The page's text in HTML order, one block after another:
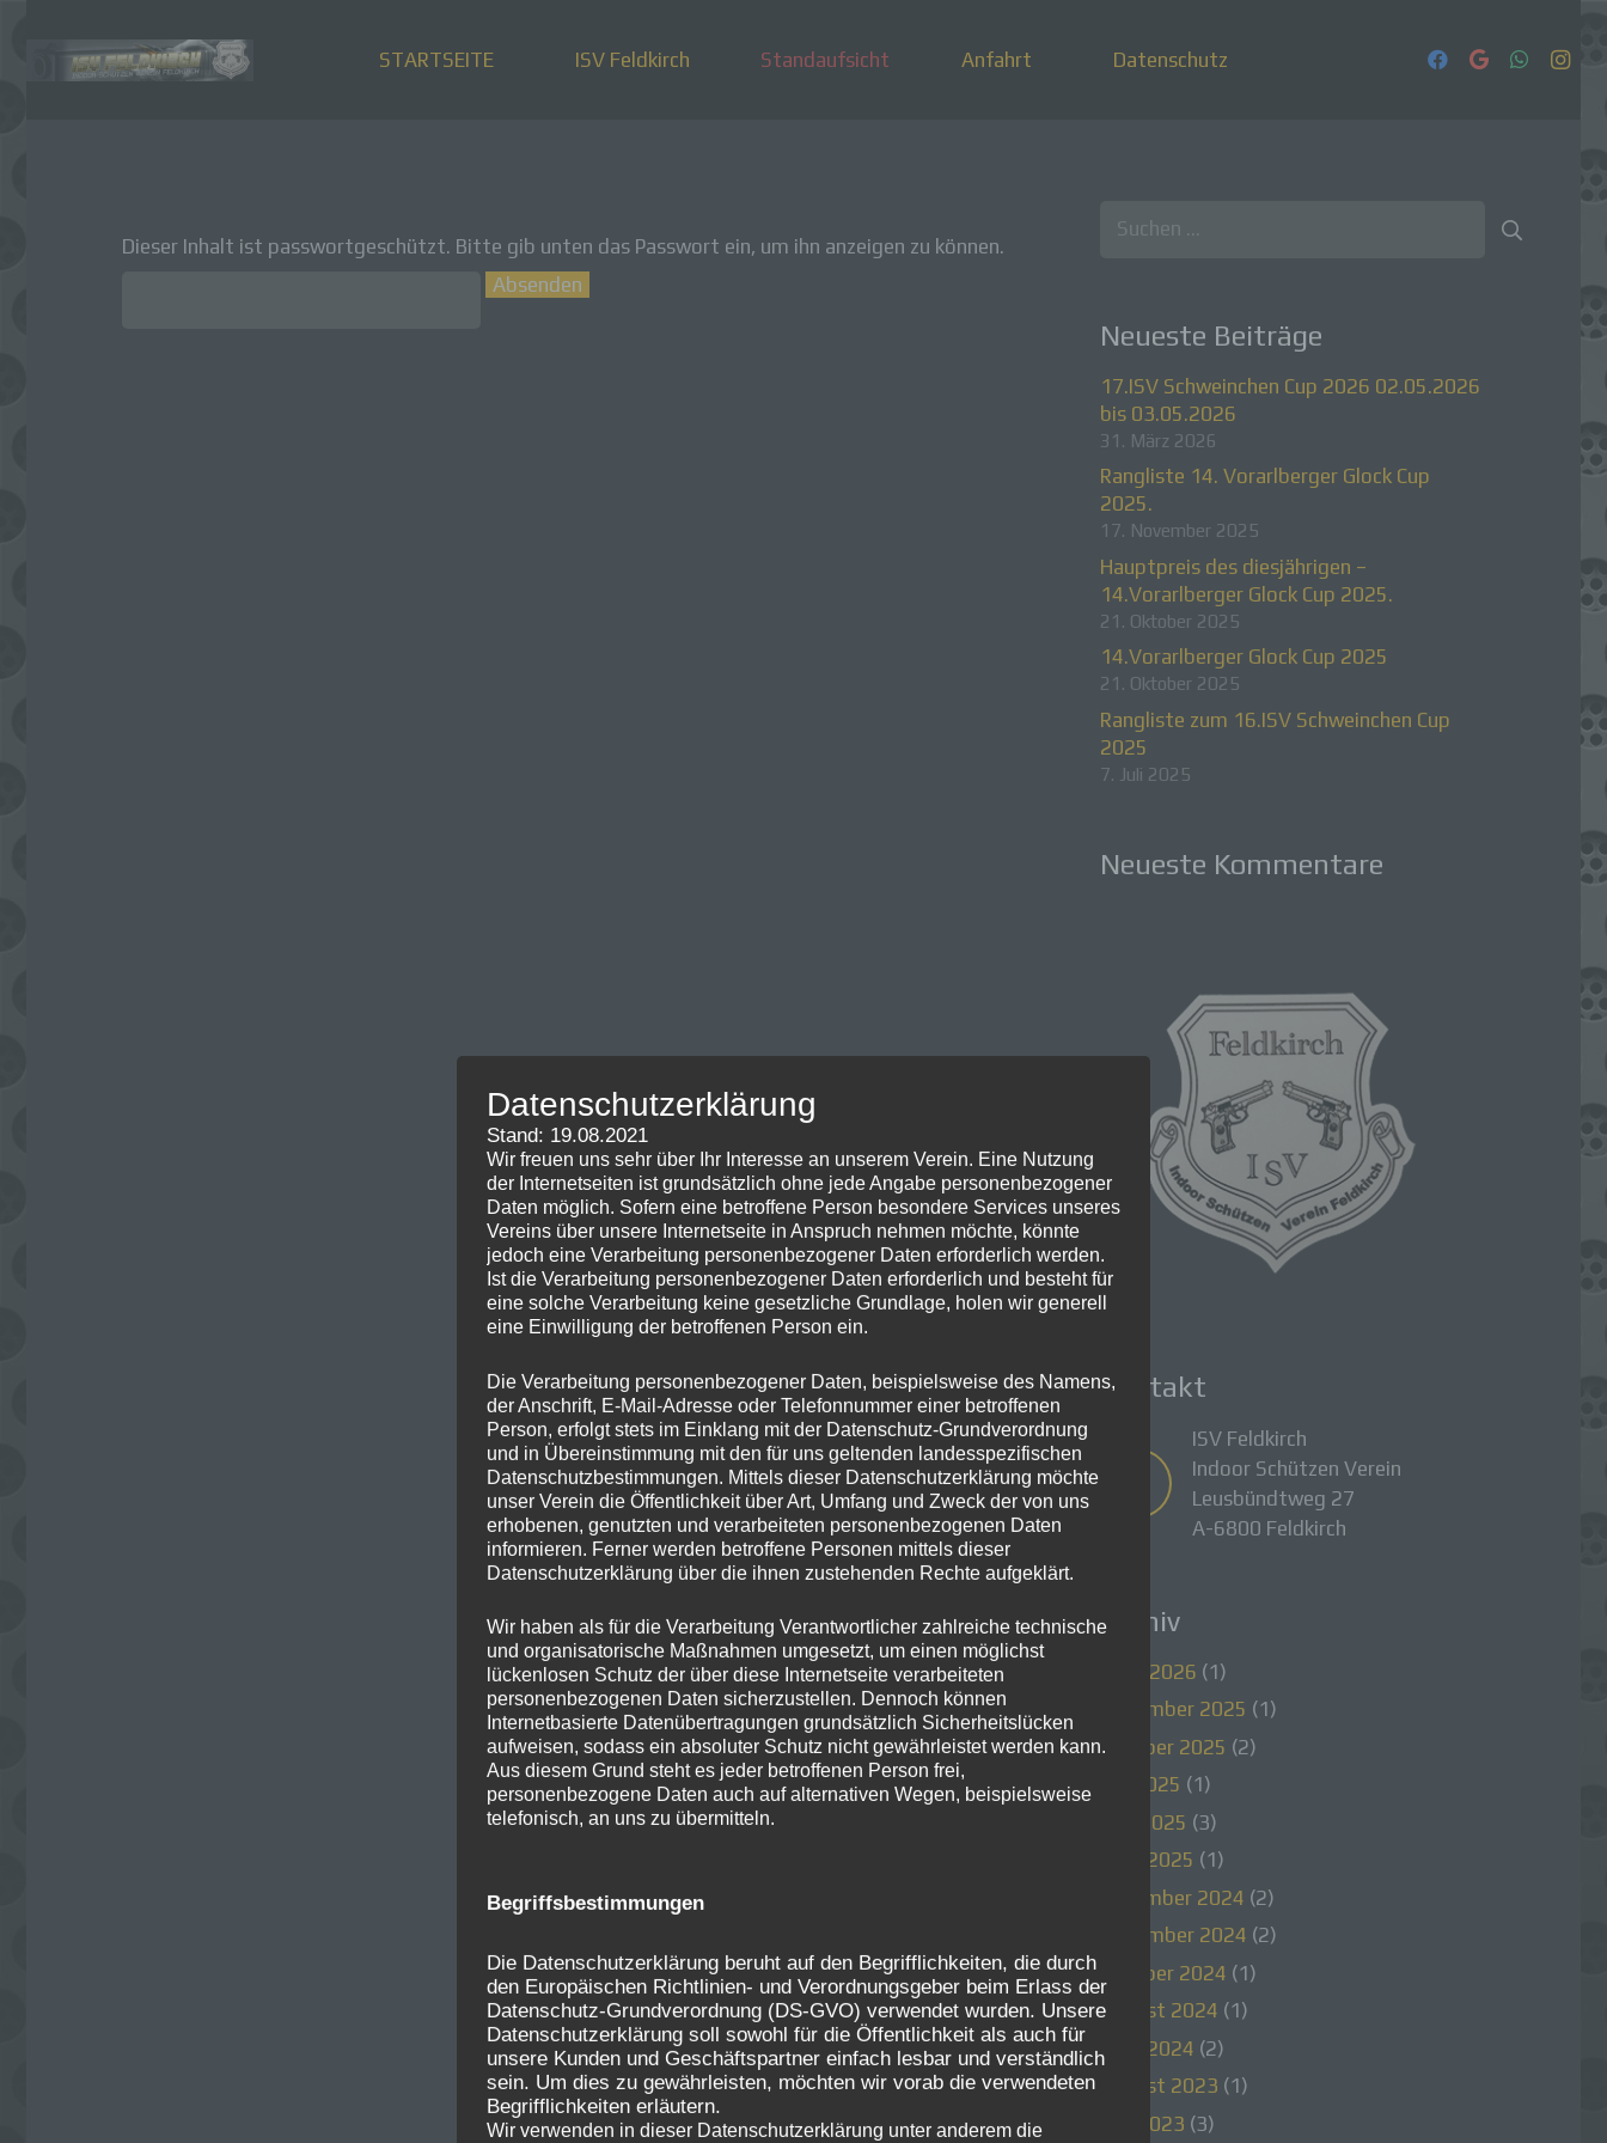
STARTSEITE ISV Feldkirch Standaufsicht Anfahrt Datenschutz
Dieser Inhalt ist passwortgeschützt. Bitte gib unten das Passwort ein, um ihn anzeigen zu können.
Suchen
Neueste Beiträge
17.ISV Schweinchen Cup 2026 02.05.2026
bis 03.05.2026
31. März 2026
Rangliste 14. Vorarlberger Glock Cup
2025.
17. November 2025
Hauptpreis des diesjährigen –
14.Vorarlberger Glock Cup 2025.
21. Oktober 2025
14.Vorarlberger Glock Cup 2025
21. Oktober 2025
Rangliste zum 16.ISV Schweinchen Cup
2025
7. Juli 2025
Neueste Kommentare
Kontakt
ISV Feldkirch
Indoor Schützen Verein
Leusbündtweg 27
A-6800 Feldkirch
Archiv
März 2026 (1)
November 2025 (1)
Oktober 2025 (2)
Juli 2025 (1)
Juni 2025 (3)
April 2025 (1)
Dezember 2024 (2)
November 2024 (2)
Oktober 2024 (1)
August 2024 (1)
April 2024 (2)
August 2023 (1)
Mai 2023 (3)
Datenschutzerklärung
Stand: 19.08.2021
Wir freuen uns sehr über Ihr Interesse an unserem Verein. Eine Nutzung
der Internetseiten ist grundsätzlich ohne jede Angabe personenbezogener
Daten möglich. Sofern eine betroffene Person besondere Services unseres
Vereins über unsere Internetseite in Anspruch nehmen möchte, könnte
jedoch eine Verarbeitung personenbezogener Daten erforderlich werden.
Ist die Verarbeitung personenbezogener Daten erforderlich und besteht für
eine solche Verarbeitung keine gesetzliche Grundlage, holen wir generell
eine Einwilligung der betroffenen Person ein.
Die Verarbeitung personenbezogener Daten, beispielsweise des Namens,
der Anschrift, E-Mail-Adresse oder Telefonnummer einer betroffenen
Person, erfolgt stets im Einklang mit der Datenschutz-Grundverordnung
und in Übereinstimmung mit den für uns geltenden landesspezifischen
Datenschutzbestimmungen. Mittels dieser Datenschutzerklärung möchte
unser Verein die Öffentlichkeit über Art, Umfang und Zweck der von uns
erhobenen, genutzten und verarbeiteten personenbezogenen Daten
informieren. Ferner werden betroffene Personen mittels dieser
Datenschutzerklärung über die ihnen zustehenden Rechte aufgeklärt.
Wir haben als für die Verarbeitung Verantwortlicher zahlreiche technische
und organisatorische Maßnahmen umgesetzt, um einen möglichst
lückenlosen Schutz der über diese Internetseite verarbeiteten
personenbezogenen Daten sicherzustellen. Dennoch können
Internetbasierte Datenübertragungen grundsätzlich Sicherheitslücken
aufweisen, sodass ein absoluter Schutz nicht gewährleistet werden kann.
Aus diesem Grund steht es jeder betroffenen Person frei,
personenbezogene Daten auch auf alternativen Wegen, beispielsweise
telefonisch, an uns zu übermitteln.
Begriffsbestimmungen
Die Datenschutzerklärung beruht auf den Begrifflichkeiten, die durch
den Europäischen Richtlinien- und Verordnungsgeber beim Erlass der
Datenschutz-Grundverordnung (DS-GVO) verwendet wurden. Unsere
Datenschutzerklärung soll sowohl für die Öffentlichkeit als auch für
unsere Kunden und Geschäftspartner einfach lesbar und verständlich
sein. Um dies zu gewährleisten, möchten wir vorab die verwendeten
Begrifflichkeiten erläutern.
Wir verwenden in dieser Datenschutzerklärung unter anderem die